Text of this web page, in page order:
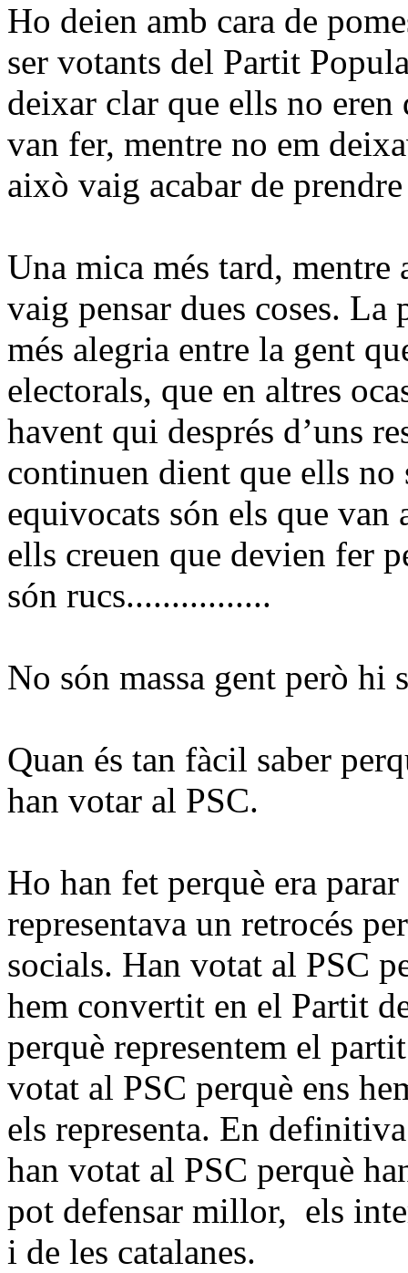
Ho deien amb cara de
ser votants del Partit
deixar clar que ells no
van fer, mentre no em
això vaig acabar de
Una mica més tard,
vaig pensar dues coses. La
més alegria entre la gent
electorals, que en altres
havent qui després d’uns
continuen dient que ells no
equivocats són els que
ells creuen que devien fer
són rucs................
No són massa gent però hi
Quan és tan fàcil saber
han votar al PSC.
Ho han fet perquè era
representava un retrocés
socials. Han votat al PSC
hem convertit en el Partit
perquè representem el
votat al PSC perquè ens
els representa. En
han votat al PSC perquè
pot defensar millor, els
i de les catalanes.